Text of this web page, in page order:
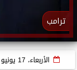
ترامب
الأربعاء، 17 يونيو 2026